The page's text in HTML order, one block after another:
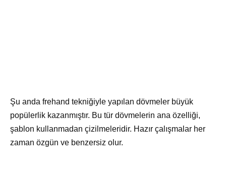
Şu anda frehand tekniğiyle yapılan dövmeler büyük
popülerlik kazanmıştır. Bu tür dövmelerin ana özelliği,
şablon kullanmadan çizilmeleridir. Hazır çalışmalar her
zaman özgün ve benzersiz olur.